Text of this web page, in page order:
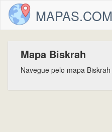
Mapa Biskrah
Navegue pelo mapa Biskrah